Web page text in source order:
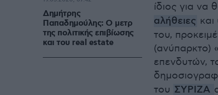
ίδιος για να
αλήθειες
του,
(ανύπαρκτο) «
επενδυτών,
του ΣΥΡΙΖΑ
Δημήτρης
Παπαδημούλης: Ο μετρ
της πολιτικής επιβίωσης
και του real estate